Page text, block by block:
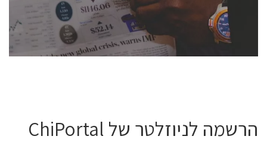
לחץ לפרטים
הרשמה לניוזלטר של ChiPortal